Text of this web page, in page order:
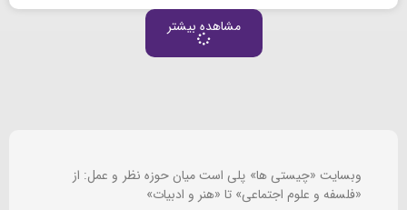
مشاهده بیشتر
وبسایت «چیستی ها» پلی است میان حوزه نظر و عمل: از
«فلسفه و علوم اجتماعی» تا «هنر و ادبیات»